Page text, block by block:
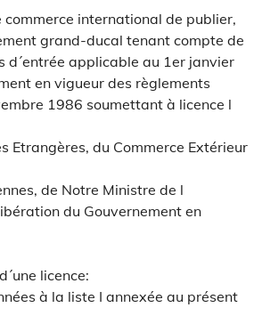
commerce international de publier,
grand-ducal tenant compte de
d´entrée applicable au 1er janvier
en vigueur des règlements
1986 soumettant à licence l
Etrangères, du Commerce Extérieur
de Notre Ministre de l
du Gouvernement en
licence:
à la liste I annexée au présent